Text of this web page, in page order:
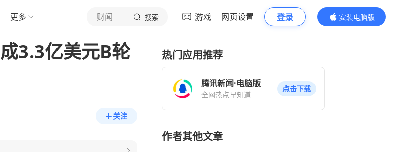
更多 财闻 搜索 游戏 网页设置 登录
安装电脑版
内容更精彩
3.3亿美元B轮
关注
热门应用推荐
腾讯新闻·电脑版
全网热点早知道
点击下载
作者其他文章